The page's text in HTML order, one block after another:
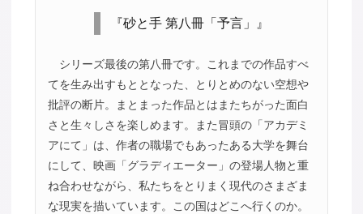
『砂と手 第八冊「予言」』
シリーズ最後の第八冊です。これまでの作品すべ
てを生み出すもととなった、とりとめのない空想や
批評の断片。まとまった作品とはまたちがった面白
さと生々しさを楽しめます。また冒頭の「アカデミ
アにて」は、作者の職場でもあったある大学を舞台
にして、映画「グラディエーター」の登場人物と重
ね合わせながら、私たちをとりまく現代のさまざま
な現実を描いています。この国はどこへ行くのか。